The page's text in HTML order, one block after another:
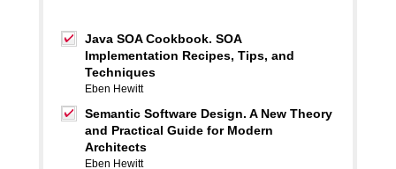
Java SOA Cookbook. SOA
Implementation Recipes, Tips, and
Techniques
Eben Hewitt
Semantic Software Design. A New Theory
and Practical Guide for Modern
Architects
Eben Hewitt